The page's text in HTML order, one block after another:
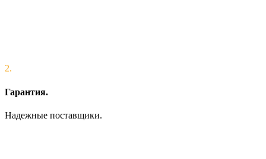
2.
Гарантия.
Надежные поставщики.